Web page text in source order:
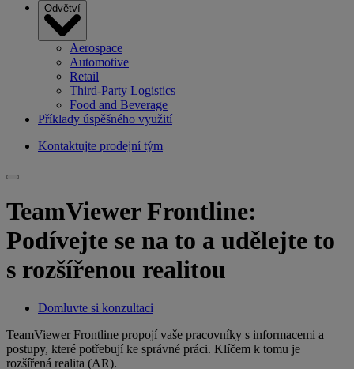
Odvětví
Aerospace
Automotive
Retail
Third-Party Logistics
Food and Beverage
Příklady úspěšného využití
Kontaktujte prodejní tým
TeamViewer Frontline:
Podívejte se na to a udělejte to
s rozšířenou realitou
Domluvte si konzultaci
TeamViewer Frontline propojí vaše pracovníky s informacemi a
postupy, které potřebují ke správné práci. Klíčem k tomu je
rozšířená realita (AR).